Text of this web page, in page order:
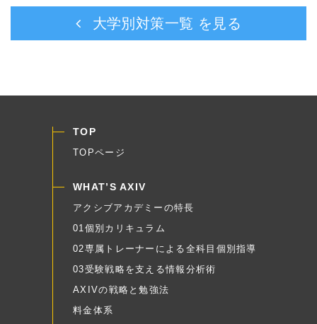
大学別対策一覧 を見る
TOP
TOPページ
WHAT’S AXIV
アクシブアカデミーの特長
01個別カリキュラム
02専属トレーナーによる全科目個別指導
03受験戦略を支える情報分析術
AXIVの戦略と勉強法
料金体系